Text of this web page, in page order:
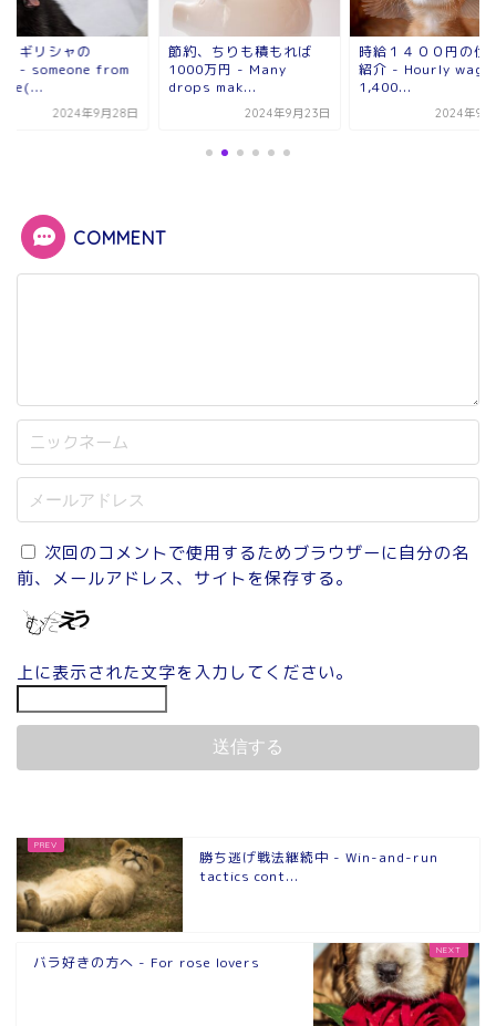
！ギリシャの
？- someone from
2024年9月28日
節約、ちりも積もれば
1000万円 - Many
drops mak...
2024年9月23日
時給１４００円の仕
紹介 - Hourly wage
1,400...
2024年9
COMMENT
次回のコメントで使用するためブラウザーに自分の名
前、メールアドレス、サイトを保存する。
上に表示された文字を入力してください。
勝ち逃げ戦法継続中 - Win-and-run
tactics cont...
バラ好きの方へ - For rose lovers